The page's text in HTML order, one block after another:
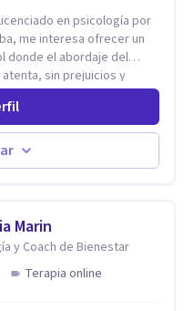
en psicología por
me interesa ofrecer un
donde el abordaje del
sin prejuicios y
sin caer en etiquetas.
en algún momento pueden
es en mi
a esas cuestiones
cambios. Soy una
de ser un mejor
Marin
y Coach de Bienestar
Terapia online